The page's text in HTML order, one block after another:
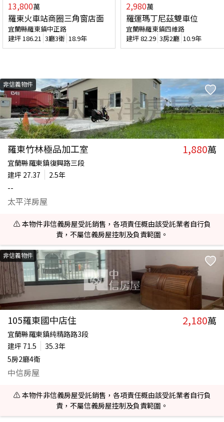
13,800萬
羅東火車站商圈三角窗店面
宜蘭縣羅東鎮中正路
建坪186.21 3廳3衛 18.9年
2,980萬
羅運瑪丁尼茲雙車位
宜蘭縣羅東鎮四維路
建坪82.29 3房2廳 10.9年
非信義物件
羅東竹林極品加工室 1,880萬
宜蘭縣羅東鎮復興路三段
建坪 27.37
2.5年
--
太平洋房屋
⚠️ 本物件非信義房屋受託銷售，各項責任概由該受託業者自行負
責，不屬信義房屋控制及負責範圍。
非信義物件
105羅東國中店住 2,180萬
宜蘭縣羅東鎮純精路路3段
建坪 71.5
35.3年
5房2廳4衛
中信房屋
⚠️ 本物件非信義房屋受託銷售，各項責任概由該受託業者自行負
責，不屬信義房屋控制及負責範圍。